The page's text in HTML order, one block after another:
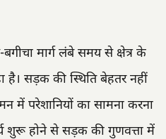
मार्ग लंबे समय से क्षेत्र के
है। सड़क की स्थिति बेहतर नहीं
में परेशानियों का सामना करना
शुरू होने से सड़क की गुणवत्ता में